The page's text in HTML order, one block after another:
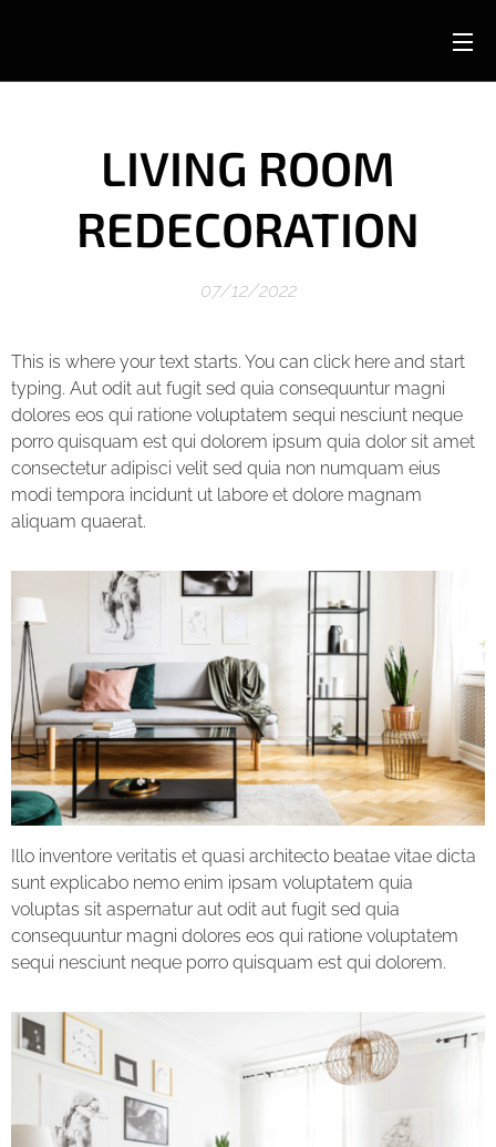
LIVING ROOM
REDECORATION
07/12/2022
This is where your text starts. You can click here and start
typing. Aut odit aut fugit sed quia consequuntur magni
dolores eos qui ratione voluptatem sequi nesciunt neque
porro quisquam est qui dolorem ipsum quia dolor sit amet
consectetur adipisci velit sed quia non numquam eius
modi tempora incidunt ut labore et dolore magnam
aliquam quaerat.
Illo inventore veritatis et quasi architecto beatae vitae dicta
sunt explicabo nemo enim ipsam voluptatem quia
voluptas sit aspernatur aut odit aut fugit sed quia
consequuntur magni dolores eos qui ratione voluptatem
sequi nesciunt neque porro quisquam est qui dolorem.